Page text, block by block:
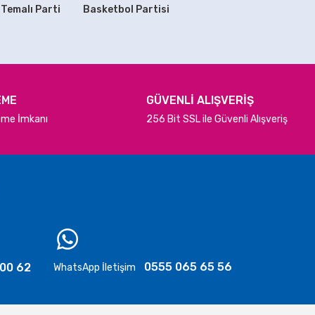
Rafadan Tayfa Partisi Balonları
Günü Seti 8 Kişilik
Parti
Basketbol Partisi
İmkanı
GÜVENLİ ALIŞVERİŞ
256 Bit SSL ile Güvenli Alışveriş
62 WhatsApp İletişim 0555 065 65 56